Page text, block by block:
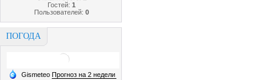
Гостей: 1
Пользователей: 0
ПОГОДА